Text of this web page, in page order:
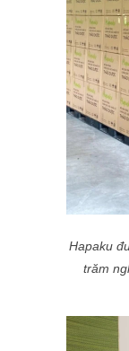
Hapaku
trăm